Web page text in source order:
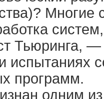
Многие
Тьюринга,
испытаниях
программ.
одним